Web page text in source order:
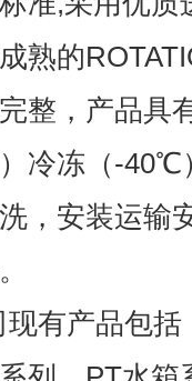
熟的
整，产品具
冷冻（-40℃
，安装运输
有产品包括